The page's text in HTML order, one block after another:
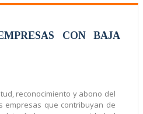
CON BAJA
reconocimiento y abono del
empresas que contribuyan de